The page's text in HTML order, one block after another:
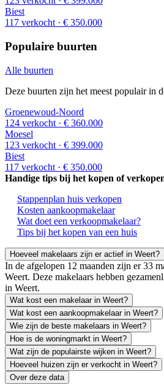
Biest
117 verkocht · € 350.000
Populaire buurten
Alle buurten
Deze buurten zijn het meest populair in
Groenewoud-Noord
124 verkocht · € 360.000
Moesel
123 verkocht · € 399.000
Biest
117 verkocht · € 350.000
Handige tips bij het kopen of
Stappenplan huis verkopen
Kosten aankoopmakelaar
Wat doet een verkoopmakelaar?
Tips bij het kopen van een huis
Hoeveel makelaars zijn er actief in Weert?
In de afgelopen 12 maanden zijn er 33
Weert. Deze makelaars hebben
in Weert.
Wat kost een makelaar in Weert?
Wat kost een aankoopmakelaar in Weert?
Wie zijn de beste makelaars in Weert?
Hoe is de woningmarkt in Weert?
Wat zijn de populairste wijken in Weert?
Hoeveel huizen zijn er verkocht in Weert?
Over deze data